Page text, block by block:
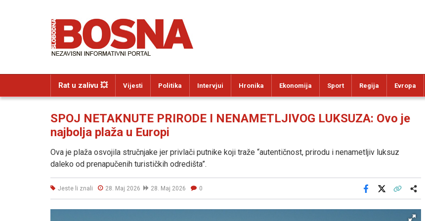
Rat u zalivu 💥 Vijesti Politika Intervjui Hronika Ekonomija Sport Regija Evropa
SPOJ NETAKNUTE PRIRODE I NENAMETLJIVOG LUKSUZA: Ovo je
najbolja plaža u Europi
Ova je plaža osvojila stručnjake jer privlači putnike koji traže “autentičnost, prirodu i nenametljiv luksuz
daleko od prenapučenih turističkih odredišta”.
Jeste li znali 28. Maj 2026 28. Maj 2026 0
Facebook